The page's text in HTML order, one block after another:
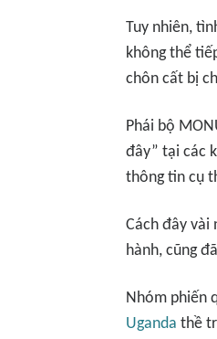
Tuy nhiên,
không thể
chôn cất bị
Phái bộ
đây” tại các
thông tin cụ
Cách đây vài
hành, cũng
Nhóm phiến
Uganda thề